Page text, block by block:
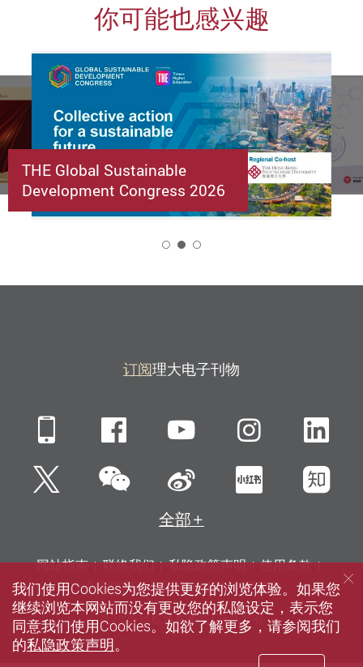
你可能也感兴趣
THE Global Sustainable
Development Congress 2026
订阅理大电子刊物
Mobile FacebookYouTube
Twitter微信 新浪微博小红书知
全部
网站指南 联络我们 私隐政策声明
使用条款
无障碍网页
招聘 媒体 图书馆
© 2026 版权属香港理工大学所有
我们使用Cookies为您提供更好的浏览体验。如果您
继续浏览本网站而没有更改您的私隐设定，表示您
同意我们使用Cookies。如欲了解更多，请参阅我们
的私隐政策声明。